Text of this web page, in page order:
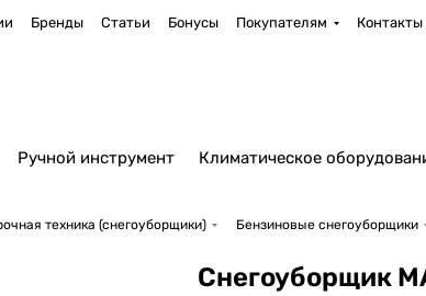
Бренды Статьи Бонусы Покупателям Контакты
Ручной инструмент Климатическое
техника (снегоуборщики) Бензиновые снегоуборщики
Снегоуборщик